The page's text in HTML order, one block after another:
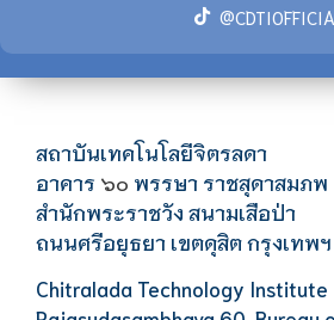
สถาบันเทคโนโลยีจิตรลดา
อาคาร ๖๐ พรรษา ราชสุดาสมภพ
สำนักพระราชวัง สนามเสือป่า
ถนนศรีอยุธยา เขตดุสิต กรุงเทพฯ
Chitralada Technology Institute